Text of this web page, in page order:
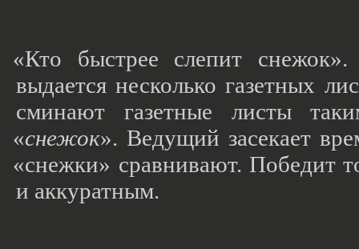
«Кто быстрее слепит
выдается несколько газетных
сминают газетные листы
«снежок». Ведущий засекает
«снежки» сравнивают. Победит
и аккуратным.